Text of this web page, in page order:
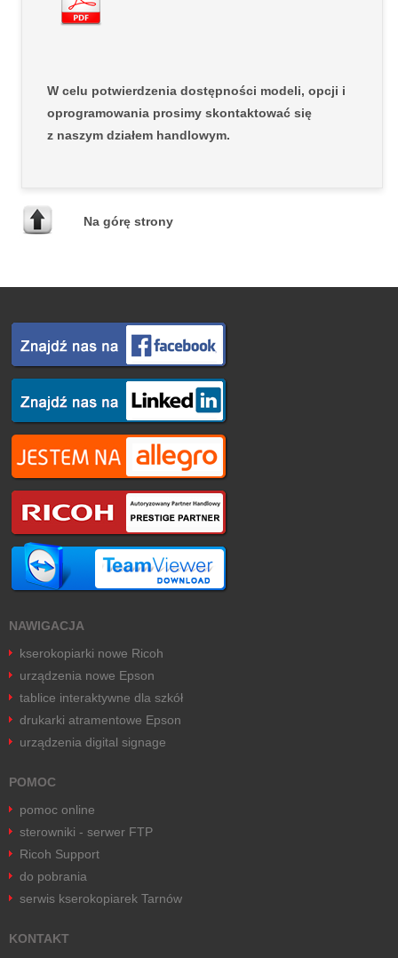
W celu potwierdzenia dostępności modeli, opcji i
oprogramowania prosimy skontaktować się
z naszym działem handlowym.
Na górę strony
NAWIGACJA
kserokopiarki nowe Ricoh
urządzenia nowe Epson
tablice interaktywne dla szkół
drukarki atramentowe Epson
urządzenia digital signage
POMOC
pomoc online
sterowniki - serwer FTP
Ricoh Support
do pobrania
serwis kserokopiarek Tarnów
KONTAKT